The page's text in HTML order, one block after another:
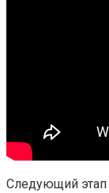
Следующий этап